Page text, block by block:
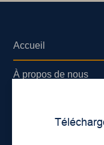
Accueil
À propos de nous